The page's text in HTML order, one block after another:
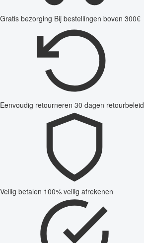
Gratis bezorging Bij bestellingen boven 300€
Eenvoudig retourneren 30 dagen retourbeleid
Veilig betalen 100% veilig afrekenen